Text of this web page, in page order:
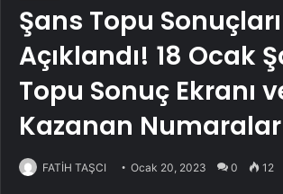
Şans Topu Sonuçları
Açıklandı! 18 Ocak
Topu Sonuç Ekranı
Kazanan Numaralar
FATİH TAŞCI Ocak 20, 2023 0 12